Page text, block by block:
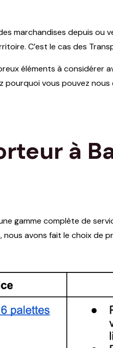
marchandises depuis ou
C’est le cas des
éléments à
pourquoi vous pouvez
à
gamme complète de
avons fait le choix de